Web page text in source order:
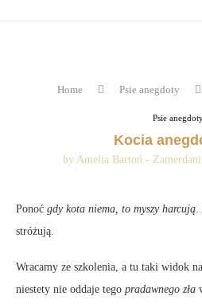
Home Psie anegdoty
Psie
Kocia
by Amelia Bartoń -
Ponoć gdy kota niema, to myszy harcują.
stróżują.
Wracamy ze szkolenia, a tu taki widok
niestety nie oddaje tego pradawnego zła